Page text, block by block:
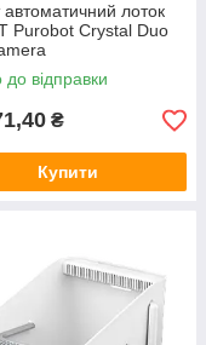
лоток
Purobot Crystal Duo
до відправки
₴
Купити